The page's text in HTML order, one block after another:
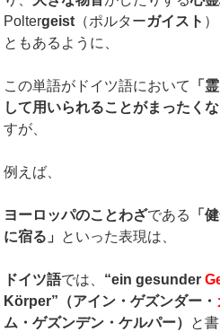
Poltergeist （ポルターガイスト
ともあるように、
この単語がドイツ語において
「
して用いられることがまったく
すが、
例えば、
ヨーロッパのことわざである 「
に宿る」 といった表現は、
ドイツ語では、 “ein gesunder
Körper”（アイン・ゲズンダー・
ム・ゲズンデン・ケルパー） と